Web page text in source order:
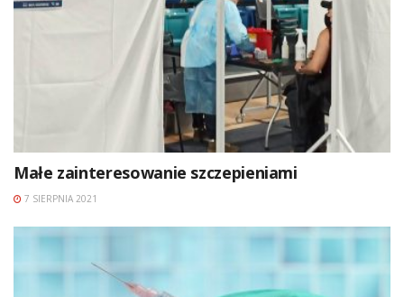
Małe zainteresowanie szczepieniami
7 SIERPNIA 2021